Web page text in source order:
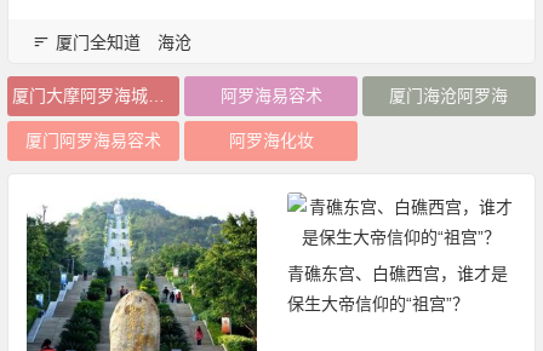
厦门全知道 海沧
厦门大摩阿罗海城市广场 阿罗海易容术 厦门海沧阿罗海
厦门阿罗海易容术 阿罗海化妆
青礁东宫、白礁西宫，谁才是
保生大帝信仰的“祖宫”？